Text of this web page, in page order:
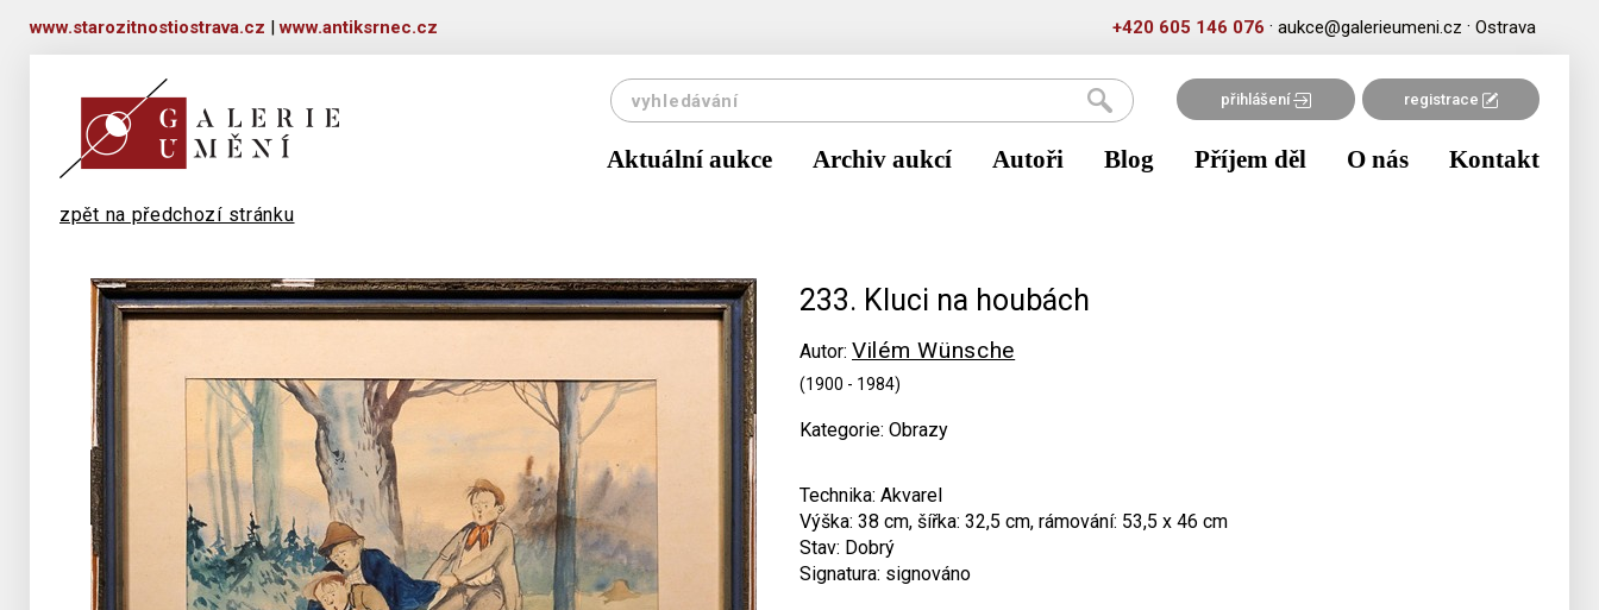
www.starozitnostiostrava.cz |www.antiksrnec.cz +420 605 146 076 · aukce@galerieumeni.cz · Ostrava
přihlášení registrace
Aktuální aukce Archiv aukcí Autoři Blog Příjem děl O nás Kontakt
zpět na předchozí stránku
233. Kluci na houbách
Autor: Vilém Wünsche
(1900 - 1984)
Kategorie: Obrazy
Technika: Akvarel
Výška: 38 cm, šířka: 32,5 cm, rámování: 53,5 x 46 cm
Stav: Dobrý
Signatura: signováno